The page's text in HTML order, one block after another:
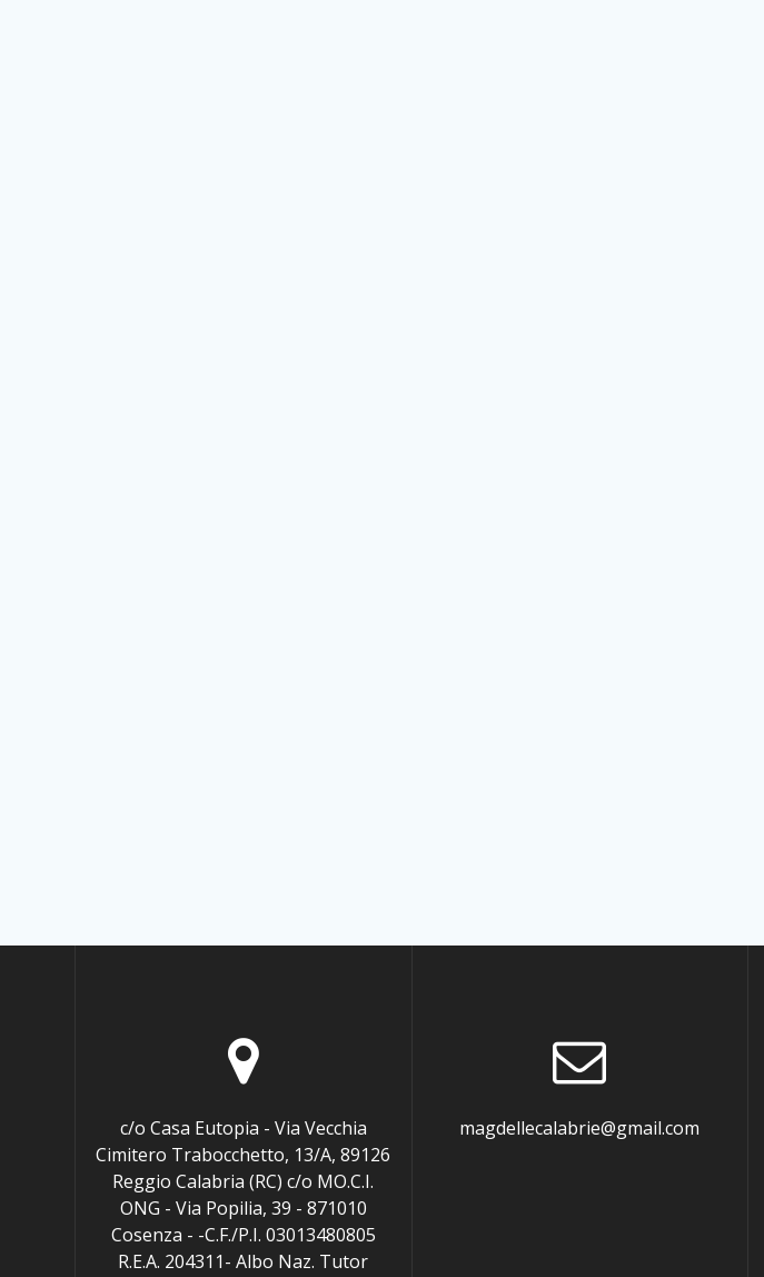
c/o Casa Eutopia - Via Vecchia
Cimitero Trabocchetto, 13/A, 89126
Reggio Calabria (RC) c/o MO.C.I.
ONG - Via Popilia, 39 - 871010
Cosenza - -C.F./P.I. 03013480805
R.E.A. 204311- Albo Naz. Tutor
magdellecalabrie@gmail.com